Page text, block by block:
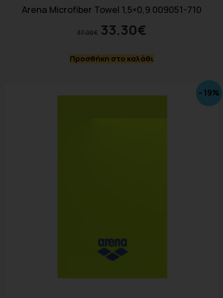
Arena Microfiber Towel 1,5×0,9 009051-710
37.00€ 33.30€
Προσθήκη στο καλάθι
- 19%